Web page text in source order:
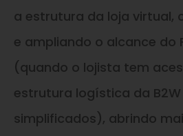
a estrutura da loja virtual,
e ampliando o alcance do
(quando o lojista tem
estrutura logística da
simplificados), abrindo